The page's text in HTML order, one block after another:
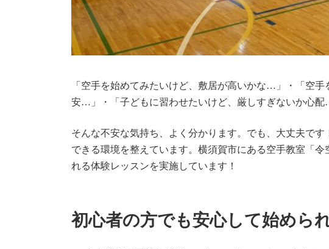
「空手を始めてみたいけど、敷居が高いかな…」・「空
安…」・「子どもに習わせたいけど、厳しすぎないか心配
そんな不安な気持ち、よく分かります。でも、大丈夫で
できる環境を整えています。横須賀市にある空手教室「
れる体験レッスンを実施しています！
初心者の方でも安心して始めら